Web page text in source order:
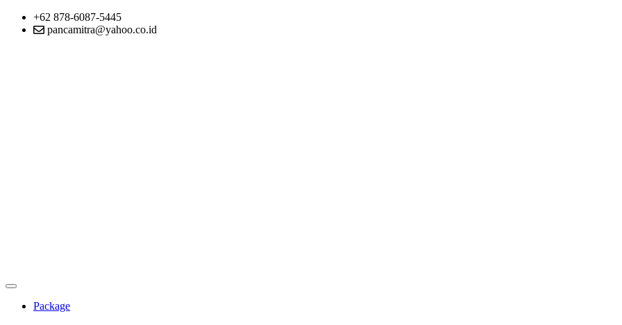
+62 878-6087-5445
pancamitra@yahoo.co.id
Package